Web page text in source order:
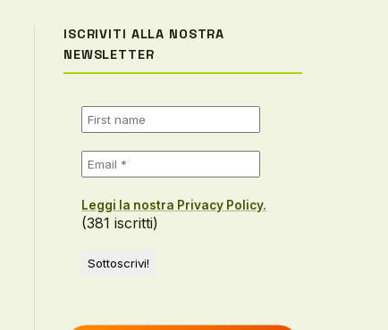
ISCRIVITI ALLA NOSTRA
NEWSLETTER
Leggi la nostra Privacy Policy.
(381 iscritti)